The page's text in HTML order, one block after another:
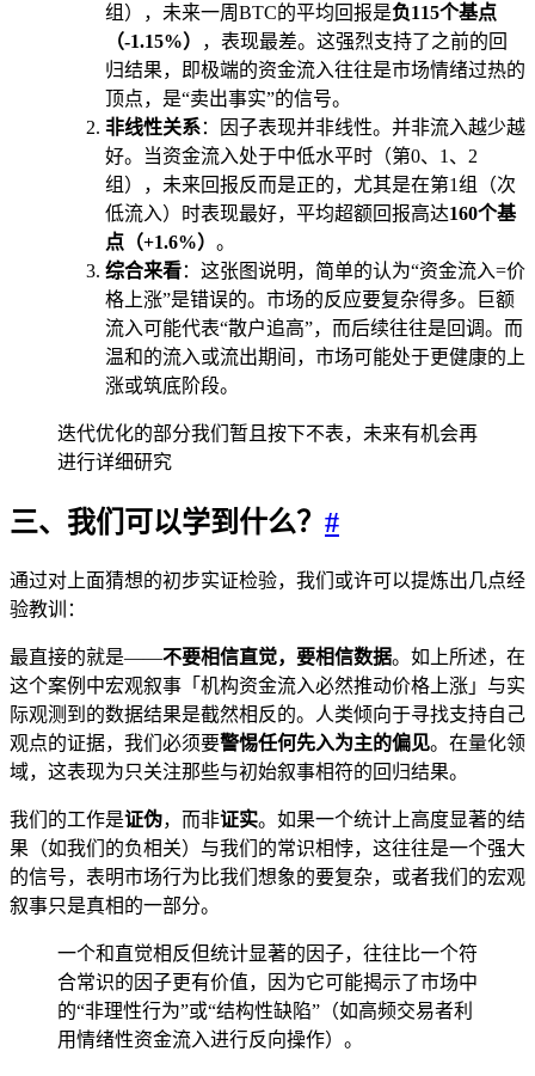
组），未来一周BTC的平均回报是负115个基点
（-1.15%）
，表现最差。这强烈支持了之前的回
归结果，即极端的资金流入往往是市场情绪过热的
顶点，是“卖出事实”的信号。
非线性关系：因子表现并非线性。并非流入越少越
好。当资金流入处于中低水平时（第0、1、2
组），未来回报反而是正的，尤其是在第1组（次
低流入）时表现最好，平均超额回报高达160个基
点（+1.6%） 。
综合来看：这张图说明，简单的认为“资金流入=价
格上涨”是错误的。市场的反应要复杂得多。巨额
流入可能代表“散户追高”，而后续往往是回调。而
温和的流入或流出期间，市场可能处于更健康的上
涨或筑底阶段。
迭代优化的部分我们暂且按下不表，未来有机会再
进行详细研究
三、我们可以学到什么？ #
通过对上面猜想的初步实证检验，我们或许可以提炼出几点经
验教训：
最直接的就是——不要相信直觉，要相信数据。如上所述，在
这个案例中宏观叙事「机构资金流入必然推动价格上涨」与实
际观测到的数据结果是截然相反的。人类倾向于寻找支持自己
观点的证据，我们必须要警惕任何先入为主的偏见。在量化领
域，这表现为只关注那些与初始叙事相符的回归结果。
我们的工作是证伪，而非证实。如果一个统计上高度显著的结
果（如我们的负相关）与我们的常识相悖，这往往是一个强大
的信号，表明市场行为比我们想象的要复杂，或者我们的宏观
叙事只是真相的一部分。
一个和直觉相反但统计显著的因子，往往比一个符
合常识的因子更有价值，因为它可能揭示了市场中
的“非理性行为”或“结构性缺陷”（如高频交易者利
用情绪性资金流入进行反向操作）。